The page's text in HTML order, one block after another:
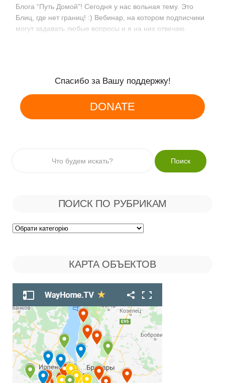
Блога “Путь Домой”! Сегодня у нас вольная тему. Это
Блиц, где нет границ! :) Вебинар, на котором подписчики
могут задавать любые вопросы и я на них отвечаю.
Спасибо за Вашу поддержку!
DONATE
ПОИСК ПО РУБРИКАМ
Поиск
КАРТА ОБЪЕКТОВ